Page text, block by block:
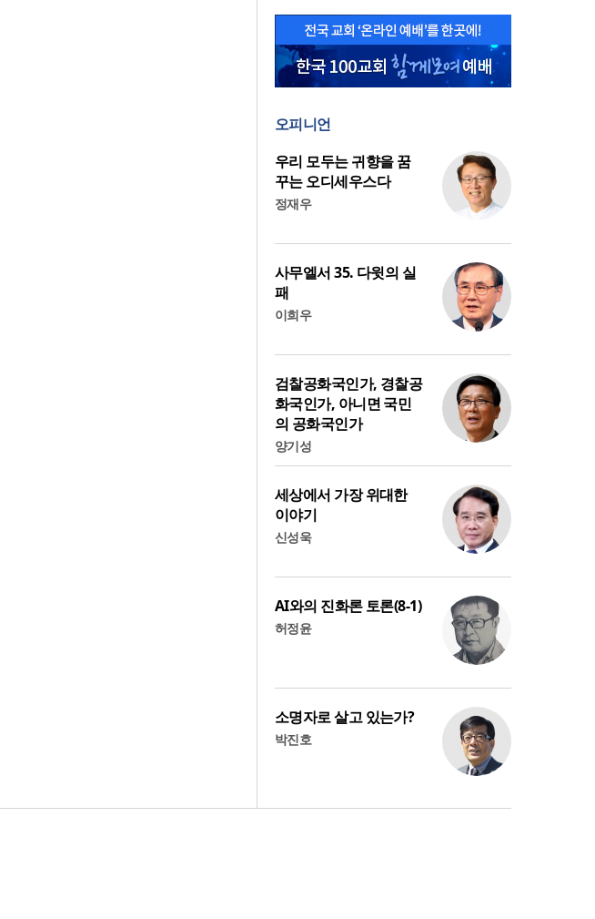
오피니언
우리 모두는 귀향을 꿈
꾸는 오디세우스다
정재우
사무엘서 35. 다윗의 실
패
이희우
검찰공화국인가, 경찰공
화국인가, 아니면 국민
의 공화국인가
양기성
세상에서 가장 위대한
이야기
신성욱
AI와의 진화론 토론(8-1)
허정윤
소명자로 살고 있는가?
박진호